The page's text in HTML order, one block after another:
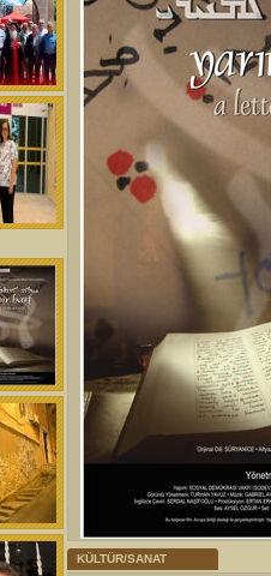
KÜLTÜR/SANAT